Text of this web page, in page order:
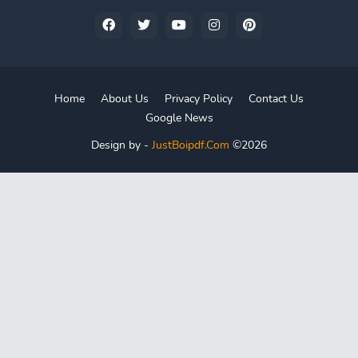
Design by - JustBoipdf.Com ©2026
Home About Us Privacy Policy
Contact Us
Google News